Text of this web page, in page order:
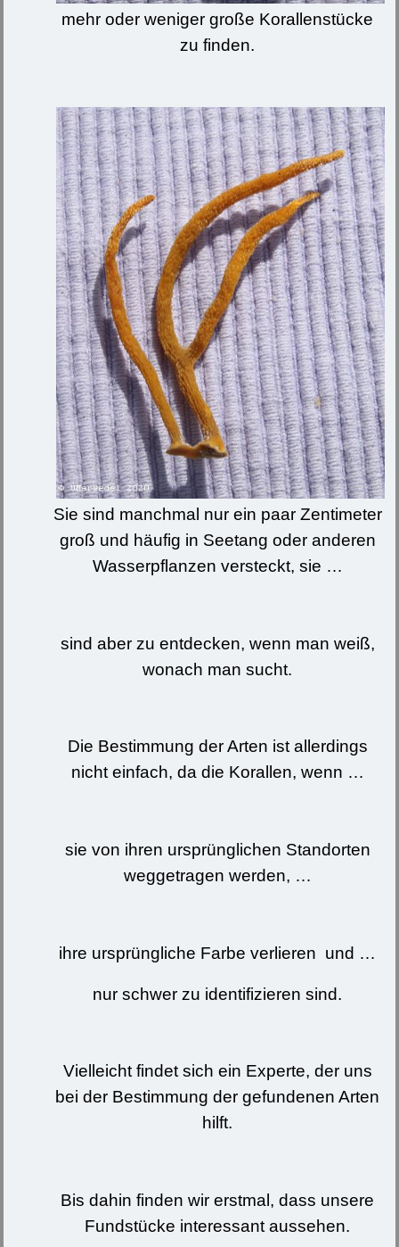
mehr oder weniger große Korallenstücke
zu finden.
Sie sind manchmal nur ein paar Zentimeter
groß und häufig in Seetang oder anderen
Wasserpflanzen versteckt, sie …
sind aber zu entdecken, wenn man weiß,
wonach man sucht.
Die Bestimmung der Arten ist allerdings
nicht einfach, da die Korallen, wenn …
sie von ihren ursprünglichen Standorten
weggetragen werden, …
ihre ursprüngliche Farbe verlieren und …
nur schwer zu identifizieren sind.
Vielleicht findet sich ein Experte, der uns
bei der Bestimmung der gefundenen Arten
hilft.
Bis dahin finden wir erstmal, dass unsere
Fundstücke interessant aussehen.